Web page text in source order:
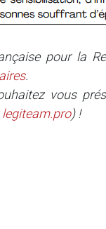
pour la
.
vous
legiteam.pro) !